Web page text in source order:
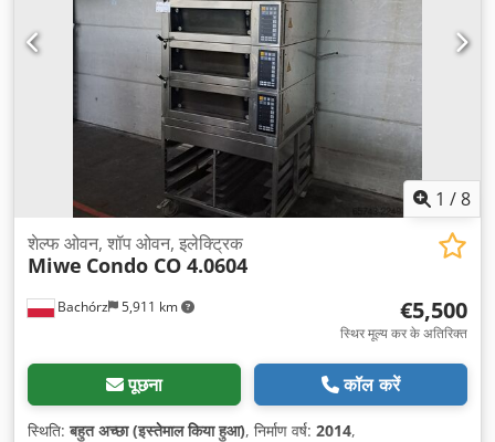
1 /8
Bachórz 5,911 km
शेल्फ ओवन, शॉप ओवन, इलेक्ट्रिक
Miwe Condo CO 4.0604
€5,500
स्थिर मूल्य कर के अतिरिक्त
पूछना कॉल करें
स्थिति:बहुत अच्छा (इस्तेमाल किया हुआ), निर्माण वर्ष: 2014,